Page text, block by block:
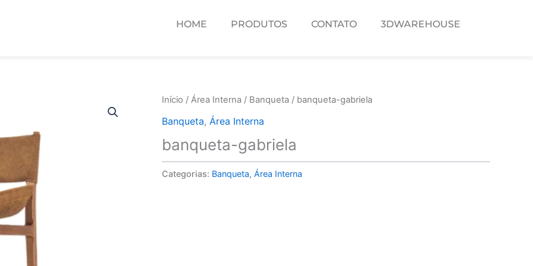
HOME PRODUTOS CONTATO 3DWAREHOUSE
Início / Área Interna / Banqueta / banqueta-gabriela
Banqueta, Área Interna
banqueta-gabriela
Categorias: Banqueta, Área Interna